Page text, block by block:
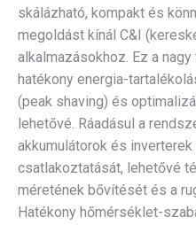
skálázható, kompakt és
megoldást kínál C&I
alkalmazásokhoz. Ez a
hatékony energia-
(peak shaving) és
lehetővé. Ráadásul a
akkumulátorok és inverterek
csatlakoztatását, lehetővé
méretének bővítését és a
Hatékony hőmérséklet-